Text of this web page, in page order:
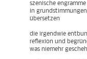
szenische
in
übersetzen
die irgendwie
reflexion und
was niemehr